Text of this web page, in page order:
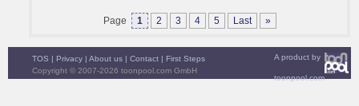
Page 1 2 3 4 5 Last »
A product by
toonpool.com
TOS | Privacy | About us | Contact | First Steps
Copyright © 2007-2026 toonpool.com GmbH